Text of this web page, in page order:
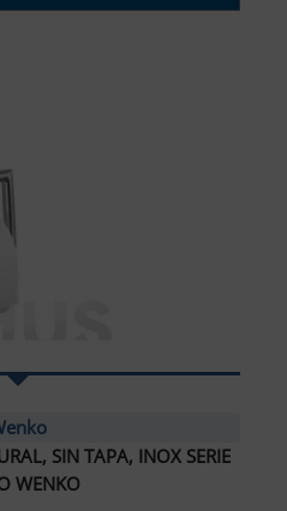
SIN TAPA, INOX SERIE
WENKO